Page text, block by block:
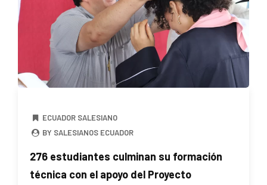
ECUADOR SALESIANO
BY SALESIANOS ECUADOR
276 estudiantes culminan su formación
técnica con el apoyo del Proyecto